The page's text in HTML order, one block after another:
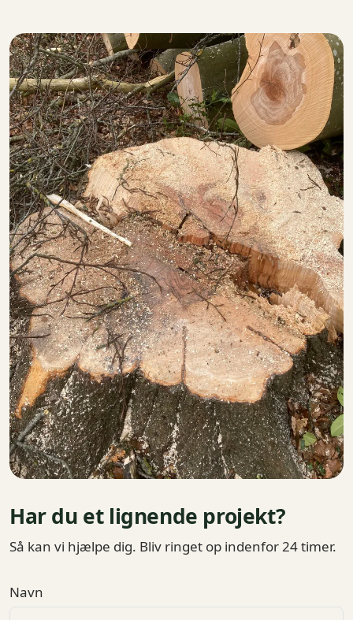
Har du et lignende projekt?
Så kan vi hjælpe dig. Bliv ringet op indenfor 24 timer.
Navn